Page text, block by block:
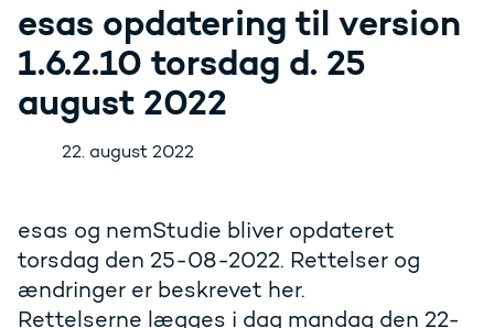
esas opdatering til version
1.6.2.10 torsdag d. 25
august 2022
22. august 2022
esas og nemStudie bliver opdateret
torsdag den 25-08-2022. Rettelser og
ændringer er beskrevet her.
Rettelserne lægges i dag mandag den 22-